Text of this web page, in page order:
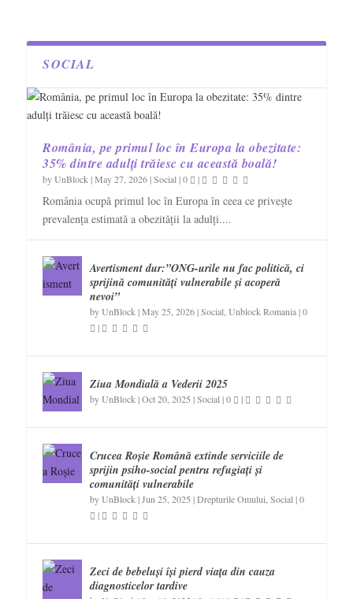
SOCIAL
România, pe primul loc în Europa la obezitate:
35% dintre adulți trăiesc cu această boală!
byUnBlock |May 27, 2026|Social |0 |
România ocupă primul loc în Europa în ceea ce privește
prevalența estimată a obezității la adulți....
Avertisment dur:”ONG-urile nu fac politică, ci
sprijină comunități vulnerabile și acoperă
nevoi”
byUnBlock |May 25, 2026|Social ,Unblock Romania|0
|
Ziua Mondială a Vederii 2025
byUnBlock |Oct 20, 2025 |Social |0 |
Crucea Roșie Română extinde serviciile de
sprijin psiho-social pentru refugiați și
comunități vulnerabile
byUnBlock |Jun 25, 2025 |Drepturile Omului ,Social |0
|
Zeci de bebeluși își pierd viața din cauza
diagnosticelor tardive